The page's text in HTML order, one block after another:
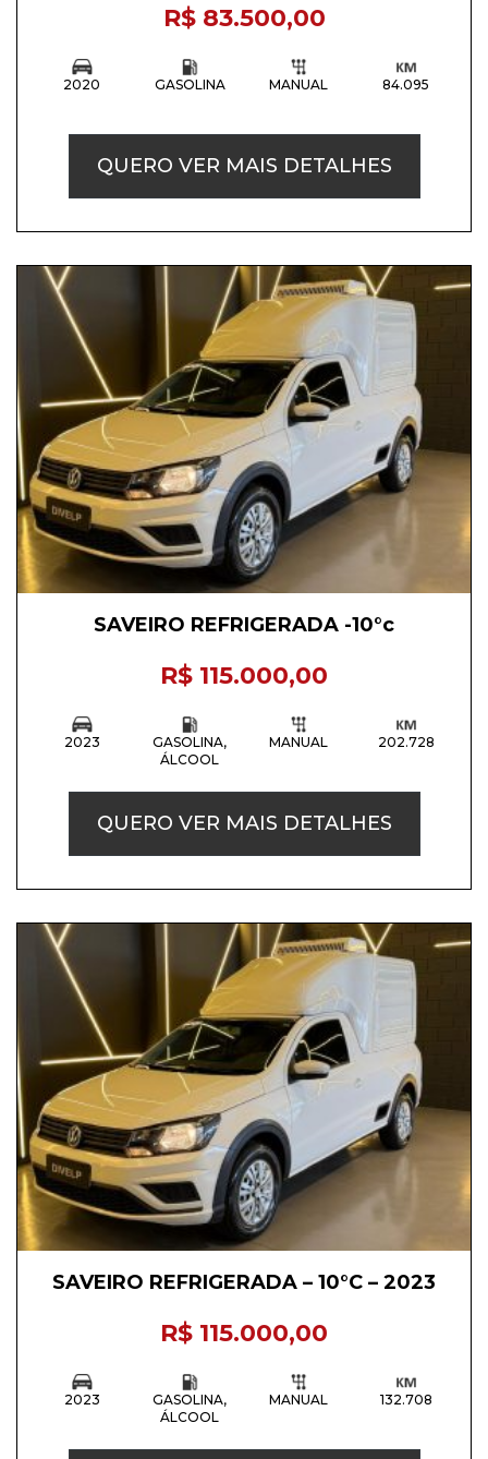
R$ 83.500,00
2020 GASOLINA MANUAL 84.095
QUERO VER MAIS DETALHES
SAVEIRO REFRIGERADA -10°c
R$ 115.000,00
2023
GASOLINA,
ÁLCOOL
MANUAL 202.728
QUERO VER MAIS DETALHES
SAVEIRO REFRIGERADA – 10°C – 2023
R$ 115.000,00
2023
GASOLINA,
ÁLCOOL
MANUAL 132.708